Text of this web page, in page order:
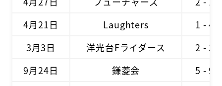
4月21日
Laughters
1 - 4
3月3日
洋光台Fライダース
2 - 3
9月24日
鎌菱会
5 - 9